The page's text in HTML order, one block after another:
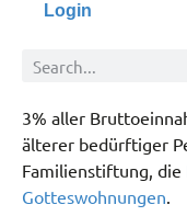
Login
3% aller
älterer bedürftiger
Familienstiftung, die
Gotteswohnungen.